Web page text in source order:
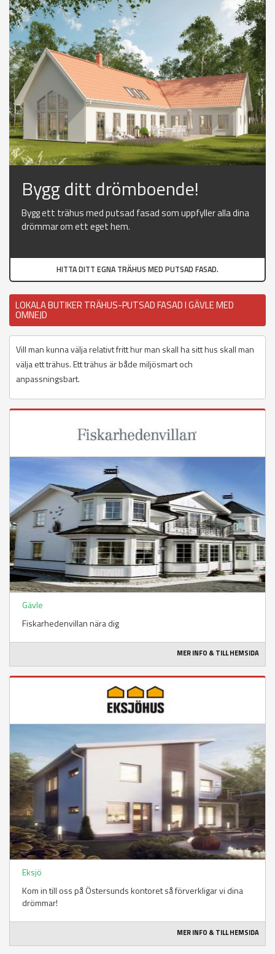
Bygg ditt drömboende!
Bygg ett trähus med putsad fasad som uppfyller alla dina
drömmar om ett eget hem.
HITTA DITT EGNA TRÄHUS MED PUTSAD FASAD.
LOKALA BUTIKER TRÄHUS-PUTSAD FASAD I GÄVLE MED
OMNEJD
Vill man kunna välja relativt fritt hur man skall ha sitt hus skall man
välja ett trähus. Ett trähus är både miljösmart och
anpassningsbart.
Gävle
Fiskarhedenvillan nära dig
MER INFO & TILL HEMSIDA
Eksjö
Kom in till oss på Östersunds kontoret så förverkligar vi dina
drömmar!
MER INFO & TILL HEMSIDA